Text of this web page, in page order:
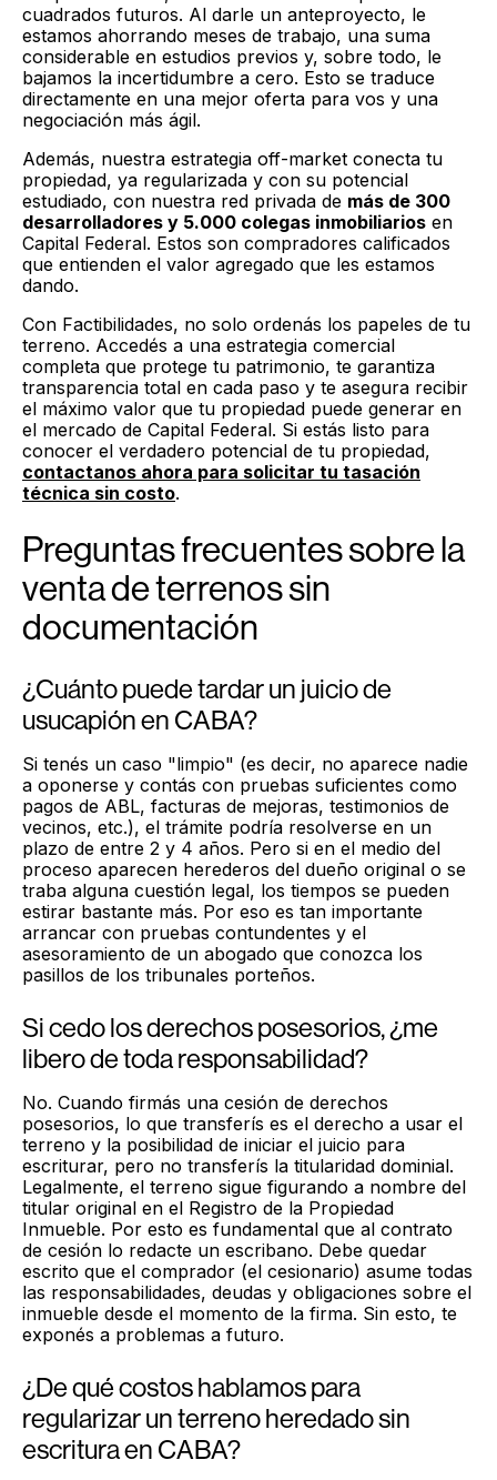
cuadrados futuros. Al darle un anteproyecto, le
estamos ahorrando meses de trabajo, una suma
considerable en estudios previos y, sobre todo, le
bajamos la incertidumbre a cero. Esto se traduce
directamente en una mejor oferta para vos y una
negociación más ágil.
Además, nuestra estrategia off-market conecta tu
propiedad, ya regularizada y con su potencial
estudiado, con nuestra red privada de más de 300
desarrolladores y 5.000 colegas inmobiliarios en
Capital Federal. Estos son compradores calificados
que entienden el valor agregado que les estamos
dando.
Con Factibilidades, no solo ordenás los papeles de tu
terreno. Accedés a una estrategia comercial
completa que protege tu patrimonio, te garantiza
transparencia total en cada paso y te asegura recibir
el máximo valor que tu propiedad puede generar en
el mercado de Capital Federal. Si estás listo para
conocer el verdadero potencial de tu propiedad,
contactanos ahora para solicitar tu tasación
técnica sin costo.
Preguntas frecuentes sobre la
venta de terrenos sin
documentación
¿Cuánto puede tardar un juicio de
usucapión en CABA?
Si tenés un caso "limpio" (es decir, no aparece nadie
a oponerse y contás con pruebas suficientes como
pagos de ABL, facturas de mejoras, testimonios de
vecinos, etc.), el trámite podría resolverse en un
plazo de entre 2 y 4 años. Pero si en el medio del
proceso aparecen herederos del dueño original o se
traba alguna cuestión legal, los tiempos se pueden
estirar bastante más. Por eso es tan importante
arrancar con pruebas contundentes y el
asesoramiento de un abogado que conozca los
pasillos de los tribunales porteños.
Si cedo los derechos posesorios, ¿me
libero de toda responsabilidad?
No. Cuando firmás una cesión de derechos
posesorios, lo que transferís es el derecho a usar el
terreno y la posibilidad de iniciar el juicio para
escriturar, pero no transferís la titularidad dominial.
Legalmente, el terreno sigue figurando a nombre del
titular original en el Registro de la Propiedad
Inmueble. Por esto es fundamental que al contrato
de cesión lo redacte un escribano. Debe quedar
escrito que el comprador (el cesionario) asume todas
las responsabilidades, deudas y obligaciones sobre el
inmueble desde el momento de la firma. Sin esto, te
exponés a problemas a futuro.
¿De qué costos hablamos para
regularizar un terreno heredado sin
escritura en CABA?